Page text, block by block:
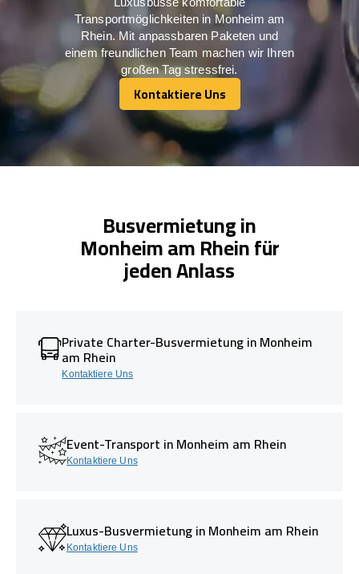
Transportmöglichkeiten in Monheim am
Rhein. Mit anpassbaren Paketen und
einem freundlichen Team machen wir Ihren
großen Tag stressfrei.
Kontaktiere Uns
Kontaktiere Uns
Busvermietung in
Monheim am Rhein für
jeden Anlass
Private Charter-Busvermietung in Monheim
am Rhein
Kontaktiere Uns
Event-Transport in Monheim am Rhein
Kontaktiere Uns
Luxus-Busvermietung in Monheim am Rhein
Kontaktiere Uns